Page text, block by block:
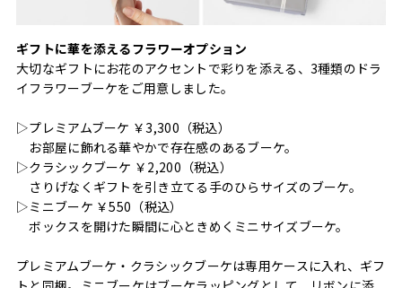
ギフトに華を添えるフラワーオプション
大切なギフトにお花のアクセントで彩りを添える、3種類のドラ
イフラワーブーケをご用意しました。
▷プレミアムブーケ ￥3,300（税込）
お部屋に飾れる華やかで存在感のあるブーケ。
▷クラシックブーケ ￥2,200（税込）
さりげなくギフトを引き立てる手のひらサイズのブーケ。
▷ミニブーケ ￥550（税込）
ボックスを開けた瞬間に心ときめくミニサイズブーケ。
プレミアムブーケ・クラシックブーケは専用ケースに入れ、ギフ